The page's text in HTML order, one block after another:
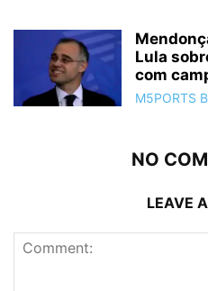
Lula
com
M5PORTS
NO
LEAVE